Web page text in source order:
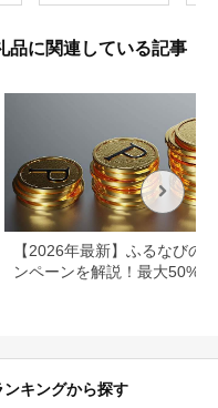
県
品に関連している記事
【2026年最新】ふるなびの
ンペーンを解説！最大50%還
ンキングから探す